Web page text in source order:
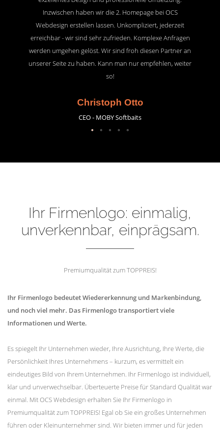
Inzwischen haben wir die 2. Homepage bei OCS
Webdesign erstellen lassen. Unkompliziert, jederzeit
erreichbar - wir sind sehr zufrieden. Komplexe Anfragen
werden umgehen gelöst. Wir sind froh diesen Partner an
unserer Seite zu haben. Kann man nur empfehlen, weiter
so!
Christoph Otto
CEO - MOBY Softbaits
Ihr Firmenlogo: einmalig,
unverkennbar, einprägsam.
Premiumqualität zum TOPPREIS!
Ihr Firmenlogo bedeutet Wiedererkennung und Markenbindung,
und noch viel mehr. Das Firmenlogo transportiert viele
Informationen und Werte.
Es spiegelt Ihr Unternehmen wieder, Ihre Ausrichtung, Ihre Werte, die
Persönlichkeit Ihres Unternehmens – kurzum, es vermittelt ein
eindeutiges Bild von Ihrem Unternehmen. Ihr Firmenlogo ist individuell,
klar und unverwechselbar. Überteuerte Preise für Standard Qualität war
einmal. Mit OCS Webdesign erhalten Sie Ihr Firmenlogo in
Premiumqualität zum TOPPREIS! Egal ob Sie ein großes Unternehmen
führen oder Kleinunternehmer sind. Wir bieten immer und für jeden